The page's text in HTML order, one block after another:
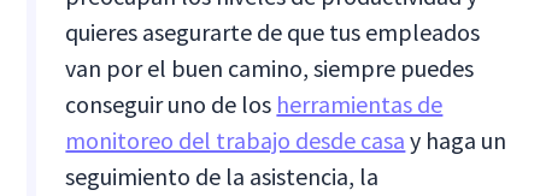
quieres asegurarte de que tus empleados
van por el buen camino, siempre puedes
conseguir uno de los herramientas de
monitoreo del trabajo desde casa y haga un
seguimiento de la asistencia, la